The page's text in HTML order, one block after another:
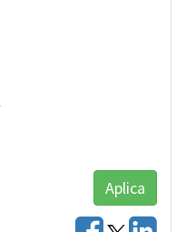
Aplica